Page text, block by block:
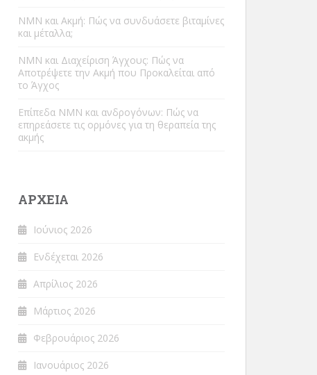
NMN και Ακμή: Πώς να συνδυάσετε βιταμίνες
και μέταλλα;
NMN και Διαχείριση Άγχους: Πώς να
Αποτρέψετε την Ακμή που Προκαλείται από
το Άγχος
Επίπεδα NMN και ανδρογόνων: Πώς να
επηρεάσετε τις ορμόνες για τη θεραπεία της
ακμής
ΑΡΧΕΊΑ
Ιούνιος 2026
Ενδέχεται 2026
Απρίλιος 2026
Μάρτιος 2026
Φεβρουάριος 2026
Ιανουάριος 2026